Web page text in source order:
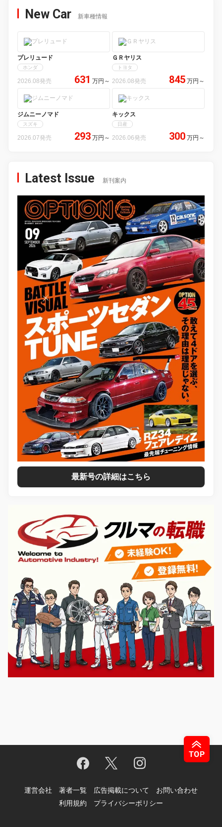
New Car 新車種情報
プレリュード
ホンダ
2026.08発売 631 万円 ～
ＧＲヤリス
トヨタ
2026.08発売 845 万円 ～
ジムニーノマド
スズキ
2026.07発売 293 万円 ～
キックス
日産
2026.06発売 300 万円 ～
Latest Issue 新刊案内
最新号の詳細はこちら
運営会社 著者一覧 広告掲載について
お問い合わせ
利用規約
プライバシーポリシー